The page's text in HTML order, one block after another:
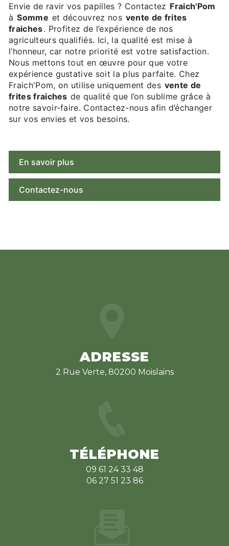
Envie de ravir vos papilles ? Contactez Fraich'Pom
à Somme et découvrez nos vente de frites
fraiches. Profitez de l’expérience de nos
agriculteurs qualifiés. Ici, la qualité est mise à
l’honneur, car notre priorité est votre satisfaction.
Nous mettons tout en œuvre pour que votre
expérience gustative soit la plus parfaite. Chez
Fraich'Pom, on utilise uniquement des vente de
frites fraiches de qualité que l’on sublime grâce à
notre savoir-faire. Contactez-nous afin d’échanger
sur vos envies et vos besoins.
En savoir plus
Contactez-nous
ADRESSE
2 Rue Verte, 80200 Moislains
TÉLÉPHONE
09 61 24 33 48
06 27 51 23 86